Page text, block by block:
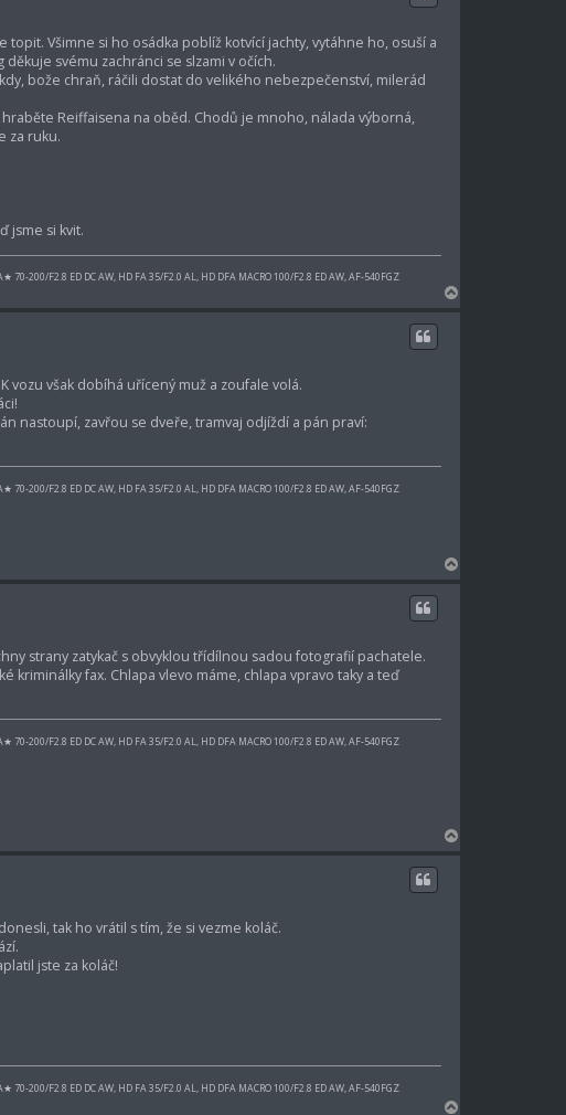
Všimne si ho osádka poblíž kotvící jachty, vytáhne ho, osuší a
svému zachránci se slzami v očích.
bože chraň, ráčili dostat do velikého nebezpečenství, milerád
Reiffaisena na oběd. Chodů je mnoho, nálada výborná,
za ruku.
jsme si kvit.
70-200/F2.8 ED DC AW, HD FA 35/F2.0 AL, HD DFA MACRO 100/F2.8 ED AW, AF-540FGZ
a
vozu však dobíhá uřícený muž a zoufale volá.
nastoupí, zavřou se dveře, tramvaj odjíždí a pán praví:
70-200/F2.8 ED DC AW, HD FA 35/F2.0 AL, HD DFA MACRO 100/F2.8 ED AW, AF-540FGZ
a
strany zatykač s obvyklou třídílnou sadou fotografií pachatele.
fax. Chlapa vlevo máme, chlapa vpravo taky a teď
70-200/F2.8 ED DC AW, HD FA 35/F2.0 AL, HD DFA MACRO 100/F2.8 ED AW, AF-540FGZ
a
tak ho vrátil s tím, že si vezme koláč.
jste za koláč!
70-200/F2.8 ED DC AW, HD FA 35/F2.0 AL, HD DFA MACRO 100/F2.8 ED AW, AF-540FGZ